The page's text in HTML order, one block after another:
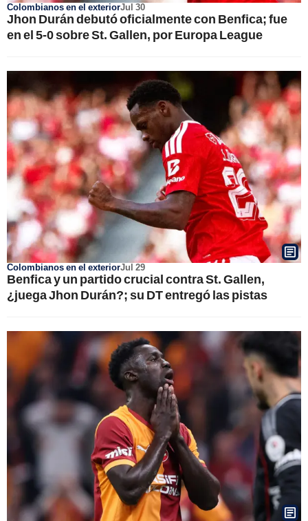
Colombianos en el exteriorJul 30
Jhon Durán debutó oficialmente con Benfica; fue
en el 5-0 sobre St. Gallen, por Europa League
Colombianos en el exteriorJul 29
Benfica y un partido crucial contra St. Gallen,
¿juega Jhon Durán?; su DT entregó las pistas